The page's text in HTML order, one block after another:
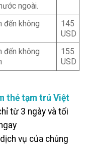
ngoài.
đến không
145
USD
đến không
155
USD
thẻ tạm trú Việt
từ 3 ngày và tối
vụ của chúng